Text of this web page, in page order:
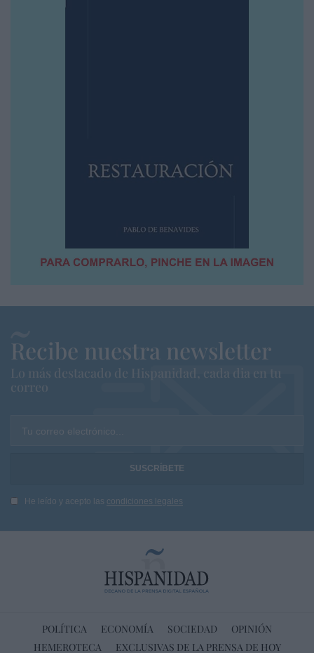
Recibe nuestra newsletter
Lo más destacado de Hispanidad, cada dia en tu
correo
Tu correo electrónico...
He leído y acepto las condiciones legales
POLÍTICA ECONOMÍA SOCIEDAD
OPINIÓN
HEMEROTECA
EXCLUSIVAS DE LA PRENSA DE HOY